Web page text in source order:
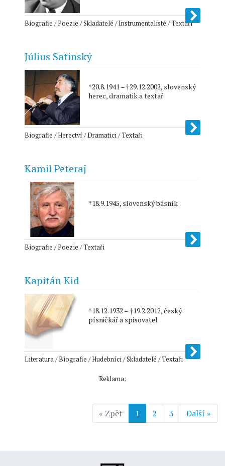
Biografie / Poezie / Skladatelé / Instrumentalisté / Textaři
Július Satinský
*20.8.1941 – †29.12.2002, slovenský
herec, dramatik a textař
Biografie / Herectví / Dramatici / Textaři
Kamil Peteraj
*18.9.1945, slovenský básník
Biografie / Poezie / Textaři
Kapitán Kid
*18.12.1932 – †19.2.2012, český
písničkář a spisovatel
Literatura / Biografie / Hudebníci / Skladatelé / Textaři
Reklama:
« Zpět 1 2 3 Další »